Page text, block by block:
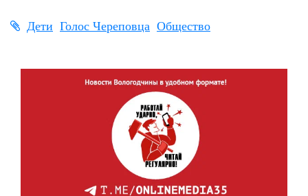
Дети Голос Череповца Общество